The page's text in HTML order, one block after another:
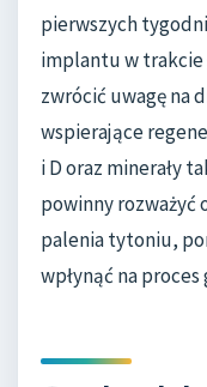
pierwszych
implantu w trakcie
zwrócić uwagę na
wspierające
i D oraz minerały
powinny rozważyć
palenia tytoniu,
wpłynąć na